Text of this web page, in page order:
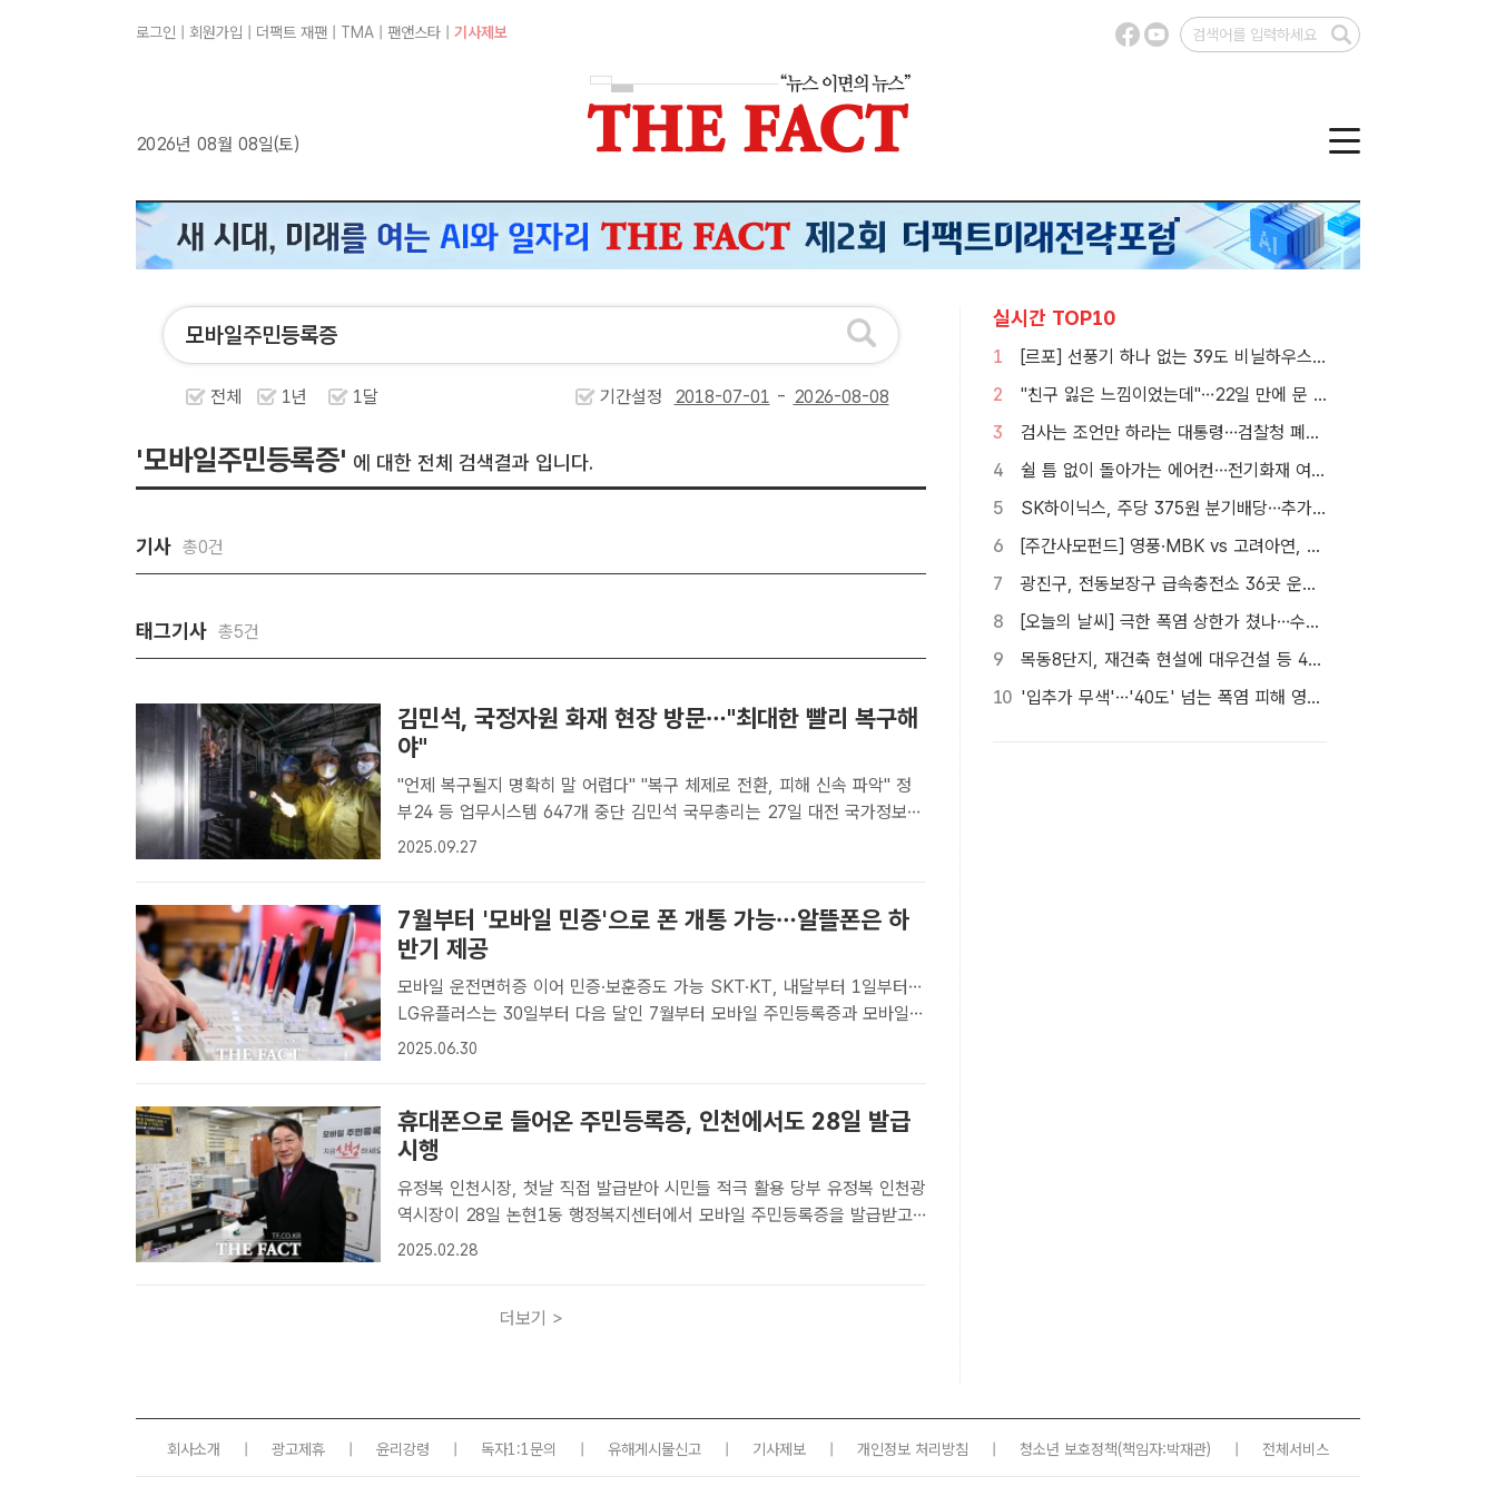
로그인 회원가입 더팩트 재팬 TMA 팬앤스타 기사제보
2026년 08월 08일(토)
전체 1년 1달 기간설정 -
'모바일주민등록증' 에 대한 전체 검색결과 입니다.
기사 총0건
태그기사 총5건
김민석, 국정자원 화재 현장 방문…"최대한 빨리 복구해
야"
"언제 복구될지 명확히 말 어렵다" "복구 체제로 전환, 피해 신속 파악" 정
부24 등 업무시스템 647개 중단 김민석 국무총리는 27일 대전 국가정보자
원관리원(국정자원) 화재 현장을 찾아 국가정보시스템 복구에 총력을 다해
2025.09.27
7월부터 '모바일 민증'으로 폰 개통 가능…알뜰폰은 하
반기 제공
모바일 운전면허증 이어 민증·보훈증도 가능 SKT·KT, 내달부터 1일부터…
LG유플러스는 30일부터 다음 달인 7월부터 모바일 주민등록증과 모바일
국가보흔등록증으로도 휴대전화 개통을 할 수 있게 된다. /남윤호 기자[더팩
2025.06.30
휴대폰으로 들어온 주민등록증, 인천에서도 28일 발급
시행
유정복 인천시장, 첫날 직접 발급받아 시민들 적극 활용 당부 유정복 인천광
역시장이 28일 논현1동 행정복지센터에서 모바일 주민등록증을 발급받고
있다. /인천광역시[더팩트ㅣ인천=정찬흥 기자] 휴대전화에 주민등록증을 저
2025.02.28
더보기 >
실시간 TOP10
1
[르포] 선풍기 하나 없는 39도 비닐하우스…이주노동자의 '악몽같은 폭염'
2
"친구 잃은 느낌이었는데"…22일 만에 문 연 홈플러스 가보니[TF현장]
3
검사는 조언만 하라는 대통령…검찰청 폐지 앞둔 합수본 '딜레마'
4
쉴 틈 없이 돌아가는 에어컨…전기화재 여름철에 몰린다
5
SK하이닉스, 주당 375원 분기배당…추가 주주환원 예고
6
[주간사모펀드] 영풍·MBK vs 고려아연, 美 제련소 이름 두고 고발전
7
광진구, 전동보장구 급속충전소 36곳 운영…수리비도 지원
8
[오늘의 날씨] 극한 폭염 상한가 쳤나…수도권 소나기, 동해안에 폭우
9
목동8단지, 재건축 현설에 대우건설 등 4곳…경쟁 입찰 성사될까
10
'입추가 무색'…'40도' 넘는 폭염 피해 영화관으로 [TF사진관]
회사소개 광고제휴 윤리강령 독자1:1문의 유해게시물신고 기사제보 개인정보 처리방침 청소년 보호정책(책임자:박재관) 전체서비스